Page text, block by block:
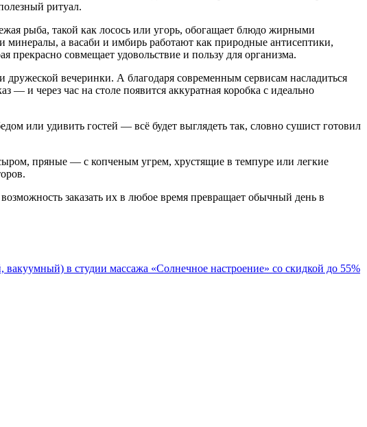
ритуал.
рыба, такой как лосось или угорь, обогащает блюдо жирными
а васаби и имбирь работают как природные антисептики,
совмещает удовольствие и пользу для организма.
вечеринки. А благодаря современным сервисам насладиться
— и через час на столе появится аккуратная коробка с идеально
или удивить гостей — всё будет выглядеть так, словно сушист готовил
пряные — с копченым угрем, хрустящие в темпуре или легкие
заказать их в любое время превращает обычный день в
в студии массажа «Солнечное настроение» со скидкой до 55%